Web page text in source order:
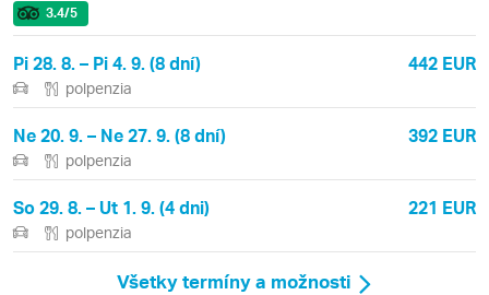
3.4/5
Pi 28. 8. – Pi 4. 9. (8 dní) 442 EUR
polpenzia
Ne 20. 9. – Ne 27. 9. (8 dní) 392 EUR
polpenzia
So 29. 8. – Ut 1. 9. (4 dni) 221 EUR
polpenzia
Všetky termíny a možnosti